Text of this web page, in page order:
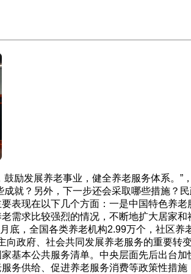
励发展养老事业，健全养老服务体系。”
就？另外，下一步还会采取哪些措施？
表现在以下几个方面：一是中国特色养
需求比较强烈的情况，不断地扩大居家
，全国各类养老机构2.99万个，社区养
政府、社会共同发展养老服务的重要转
基本公共服务清单。中央层面先后出台
务供给、促进养老服务消费等政策性措